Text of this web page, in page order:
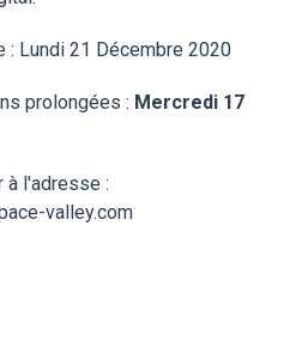
: Lundi 21 Décembre 2020
prolongées : Mercredi 17
à l'adresse :
valley.com